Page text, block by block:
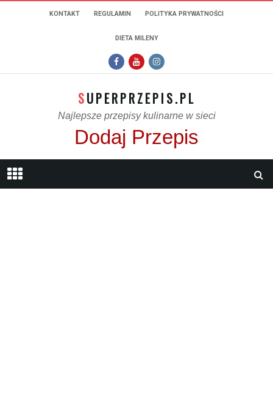
KONTAKT REGULAMIN POLITYKA PRYWATNOŚCI
DIETA MILENY
SUPERPRZEPIS.PL
Najlepsze przepisy kulinarne w sieci
Dodaj Przepis